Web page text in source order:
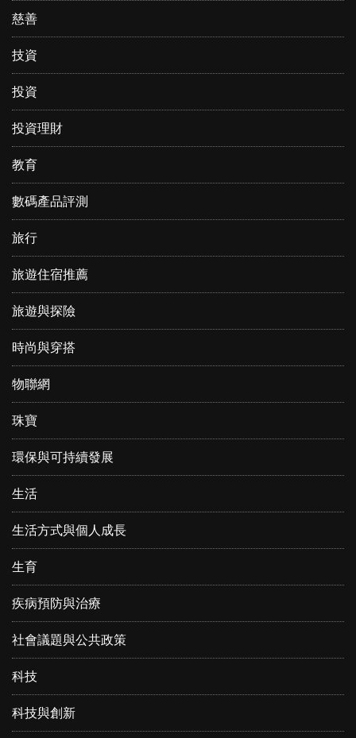
慈善
技資
投資
投資理財
教育
數碼產品評測
旅行
旅遊住宿推薦
旅遊與探險
時尚與穿搭
物聯網
珠寶
環保與可持續發展
生活
生活方式與個人成長
生育
疾病預防與治療
社會議題與公共政策
科技
科技與創新